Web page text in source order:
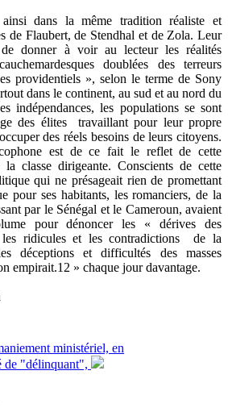
ainsi dans la même tradition réaliste et
de Flaubert, de Stendhal et de Zola. Leur
donner à voir au lecteur les réalités
doublées des terreurs
providentiels », selon le terme de Sony
dans le continent, au sud et au nord du
indépendances, les populations se sont
des élites travaillant pour leur propre
des réels besoins de leurs citoyens.
est de ce fait le reflet de cette
classe dirigeante. Conscients de cette
qui ne présageait rien de promettant
pour ses habitants, les romanciers, de la
par le Sénégal et le Cameroun, avaient
pour dénoncer les « dérives des
les ridicules et les contradictions de la
déceptions et difficultés des masses
empirait.12 » chaque jour davantage.
ministériel, en
de "délinquant",